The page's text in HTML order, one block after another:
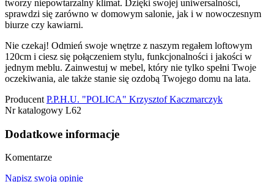
tworzy niepowtarzalny klimat. Dzięki swojej uniwersalności,
sprawdzi się zarówno w domowym salonie, jak i w nowoczesnym
biurze czy kawiarni.
Nie czekaj! Odmień swoje wnętrze z naszym regałem loftowym
120cm i ciesz się połączeniem stylu, funkcjonalności i jakości w
jednym meblu. Zainwestuj w mebel, który nie tylko spełni Twoje
oczekiwania, ale także stanie się ozdobą Twojego domu na lata.
Producent P.P.H.U. "POLICA" Krzysztof Kaczmarczyk
Nr katalogowy L62
Dodatkowe informacje
Komentarze
Napisz swoją opinię